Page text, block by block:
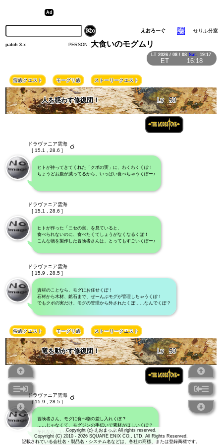
Copyright (c) えおまっぷ All rights reserved.
Copyright (C) 2010 - 2026 SQUARE ENIX CO., LTD. All Rights Reserved.
記載されている会社名・製品名・システム名などは、各社の商標、または登録商標です。
LT 2026 / 08 / 08 Sat. 19:17
ET 16:18
えおろーぐ せりふ分室
PERSON : 大食いのモグムリ
patch 3.x
蛮族クエスト モーグリ族 ストーリークエスト
人を惑わす修復団！ Lv 50
ドラヴァニア雲海
[ 15.1 , 28.6 ]
ヒトが持ってきてくれた「クポの実」に、わくわくくぽ！
ちょうどお腹が減ってるから、いっぱい食べちゃうくぽー♪
ドラヴァニア雲海
[ 15.1 , 28.6 ]
ヒトが作った「ニセの実」を見ていると、
食べられないのに、食べたくてしょうがなくなるくぽ！
こんな物を製作した冒険者さんは、とってもすごいくぽー♪
ドラヴァニア雲海
[ 15.9 , 28.5 ]
資材のことなら、モグにお任せくぽ！
石材から木材、鉱石まで、ぜーんぶモグが管理しちゃうくぽ！
でもクポの実だけ、モグの管理から外されたくぽ……なんでくぽ？
蛮族クエスト モーグリ族 ストーリークエスト
竜を動かす修復団！ Lv 50
ドラヴァニア雲海
[ 15.9 , 28.5 ]
冒険者さん、モグに食べ物の差し入れくぽ？
……じゃなくて、モグジンの手伝いで素材がほしいくぽ？
それなら、いくらでも持っていくといいくぽー！